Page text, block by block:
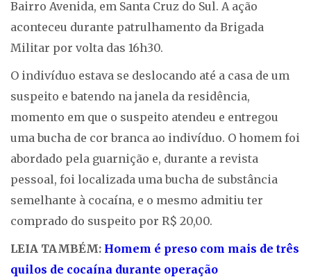
Bairro Avenida, em Santa Cruz do Sul. A ação
aconteceu durante patrulhamento da Brigada
Militar por volta das 16h30.
O indivíduo estava se deslocando até a casa de um
suspeito e batendo na janela da residência,
momento em que o suspeito atendeu e entregou
uma bucha de cor branca ao indivíduo. O homem foi
abordado pela guarnição e, durante a revista
pessoal, foi localizada uma bucha de substância
semelhante à cocaína, e o mesmo admitiu ter
comprado do suspeito por R$ 20,00.
LEIA TAMBÉM: Homem é preso com mais de três
quilos de cocaína durante operação